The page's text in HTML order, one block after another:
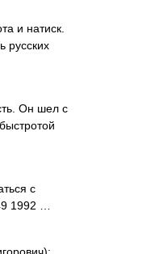
и натиск.
русских
Он шел с
с
1992 …